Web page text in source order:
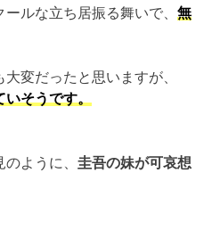
ールな立ち居振る舞いで、無
変だったと思いますが、
そうです。
のように、圭吾の妹が可哀想